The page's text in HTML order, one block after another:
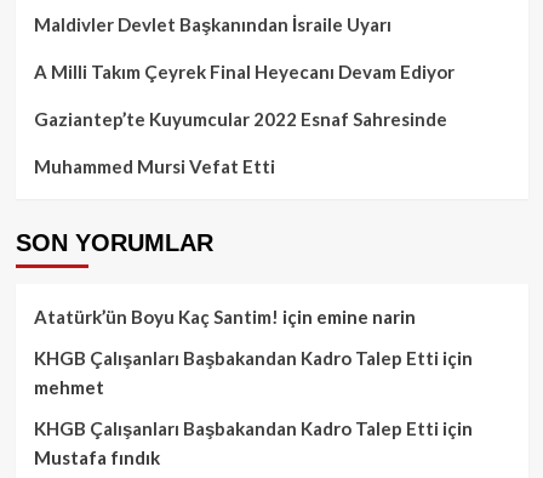
Maldivler Devlet Başkanından İsraile Uyarı
A Milli Takım Çeyrek Final Heyecanı Devam Ediyor
Gaziantep’te Kuyumcular 2022 Esnaf Sahresinde
Muhammed Mursi Vefat Etti
SON YORUMLAR
Atatürk’ün Boyu Kaç Santim! için emine narin
KHGB Çalışanları Başbakandan Kadro Talep Etti için
mehmet
KHGB Çalışanları Başbakandan Kadro Talep Etti için
Mustafa fındık